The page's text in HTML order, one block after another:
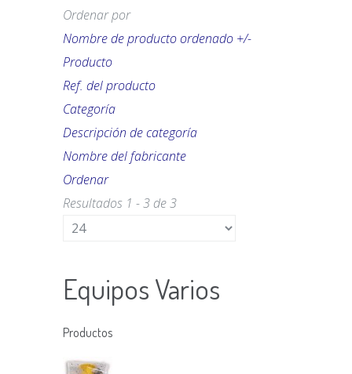
Ordenar por
Nombre de producto ordenado +/-
Producto
Ref. del producto
Categoría
Descripción de categoría
Nombre del fabricante
Ordenar
Resultados 1 - 3 de 3
Equipos Varios
Productos